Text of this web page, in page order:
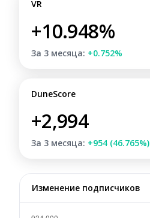
VR
+10.948%
За 3 месяца: +0.752%
DuneScore
+2,994
За 3 месяца: +954 (46.765%)
Изменение подписчиков